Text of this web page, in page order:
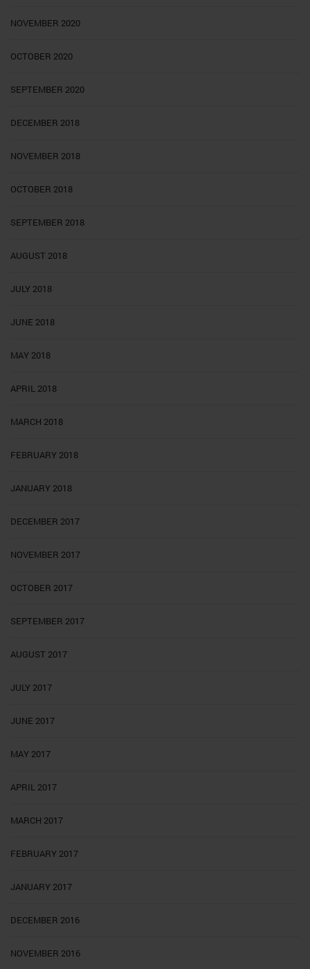
NOVEMBER 2020
OCTOBER 2020
SEPTEMBER 2020
DECEMBER 2018
NOVEMBER 2018
OCTOBER 2018
SEPTEMBER 2018
AUGUST 2018
JULY 2018
JUNE 2018
MAY 2018
APRIL 2018
MARCH 2018
FEBRUARY 2018
JANUARY 2018
DECEMBER 2017
NOVEMBER 2017
OCTOBER 2017
SEPTEMBER 2017
AUGUST 2017
JULY 2017
JUNE 2017
MAY 2017
APRIL 2017
MARCH 2017
FEBRUARY 2017
JANUARY 2017
DECEMBER 2016
NOVEMBER 2016